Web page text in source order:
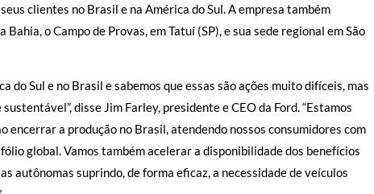
clientes no Brasil e na América do Sul. A empresa também
o Campo de Provas, em Tatuí (SP), e sua sede regional em São
do Sul e no Brasil e sabemos que essas são ações muito difíceis, mas
disse Jim Farley, presidente e CEO da Ford. “Estamos
encerrar a produção no Brasil, atendendo nossos consumidores com
global. Vamos também acelerar a disponibilidade dos benefícios
autônomas suprindo, de forma eficaz, a necessidade de veículos